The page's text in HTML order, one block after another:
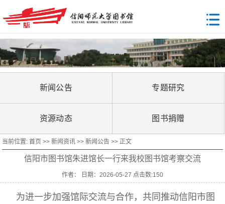
新闻公告 专题研究
资源动态 图书捐赠
当前位置:首页 >>新闻资讯 >>新闻公告 >> 正文
信阳市图书馆朱进馆长一行来我校图书馆考察交流
作者： 日期：2026-05-27 点击数:150
为进一步加强馆际交流与合作，共同推动信阳市图